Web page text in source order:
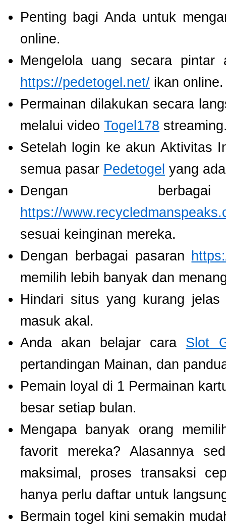
Penting bagi Anda untuk
online.
Mengelola uang secara
https://pedetogel.net/ ikan online.
Permainan dilakukan secara
melalui video Togel178
Setelah login ke akun Aktivitas
semua pasar Pedetogel yang
Dengan
https://
sesuai keinginan mereka.
Dengan berbagai pasaran
memilih lebih banyak dan
Hindari situs yang kurang
masuk akal.
Anda akan belajar cara Slot
pertandingan Mainan, dan
Pemain loyal di 1 Permainan
besar setiap bulan.
Mengapa banyak orang
favorit mereka? Alasannya
maksimal, proses transaksi
hanya perlu daftar untuk
Bermain togel kini semakin